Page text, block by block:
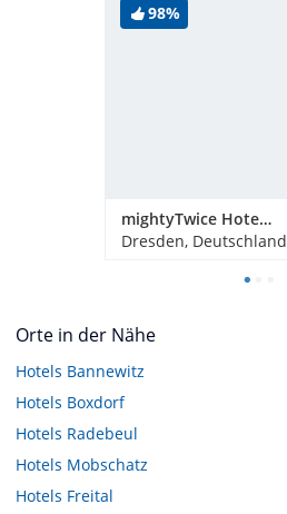
98%
mightyTwice Hotel Dresden
Dresden, Deutschland
Orte in der Nähe
Hotels Bannewitz
Hotels Boxdorf
Hotels Radebeul
Hotels Mobschatz
Hotels Freital